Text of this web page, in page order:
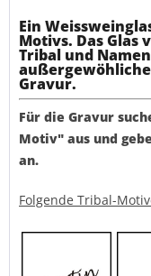
Ein
Motivs. Das Glas
Tribal und
Gravur.
Für die Gravur
Motiv" aus und
an.
Folgende Tribal-